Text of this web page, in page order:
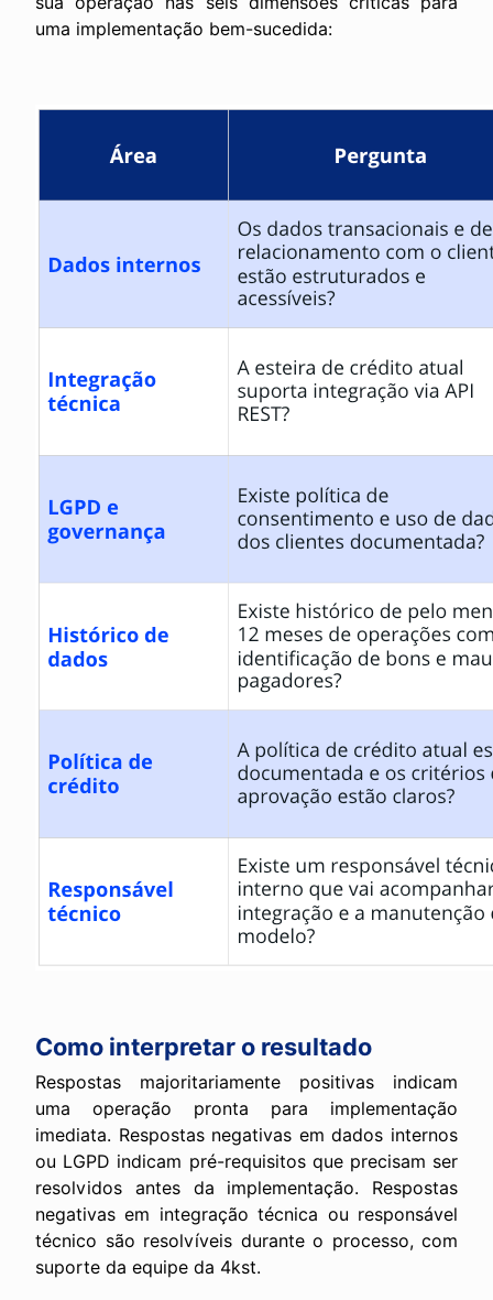
uma implementação bem-sucedida:
Como interpretar o resultado
Respostas majoritariamente positivas indicam
uma operação pronta para implementação
imediata. Respostas negativas em dados internos
ou LGPD indicam pré-requisitos que precisam ser
resolvidos antes da implementação. Respostas
negativas em integração técnica ou responsável
técnico são resolvíveis durante o processo, com
suporte da equipe da 4kst.